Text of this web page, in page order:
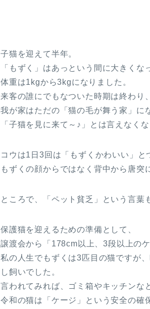
子猫を迎えて半年。
「もずく」はあっという間に大きくな
体重は1kgから3kgになりました。
来客の誰にでもなついた時期は終わり
我が家はただの「猫の毛が舞う家」に
「子猫を見に来て～♪」とは言えなく
コウは1日3回は「もずくかわいい」と
もずくの顔からではなく背中から唐突
ところで、「ペット貧乏」という言葉
保護猫を迎えるための準備として、
譲渡会から「178cm以上、3段以上の
私の人生でもずくは3匹目の猫ですが
し飼いでした。
言われてみれば、ゴミ箱やキッチンな
令和の猫は「ケージ」という安全の確